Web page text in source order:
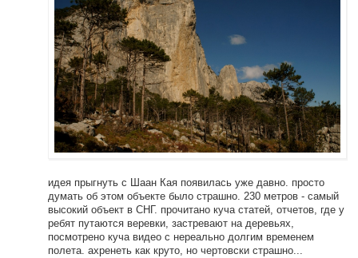
идея прыгнуть с Шаан Кая появилась уже давно. просто
думать об этом объекте было страшно. 230 метров - самый
высокий объект в СНГ. прочитано куча статей, отчетов, где у
ребят путаются веревки, застревают на деревьях,
посмотрено куча видео с нереально долгим временем
полета. ахренеть как круто, но чертовски страшно...